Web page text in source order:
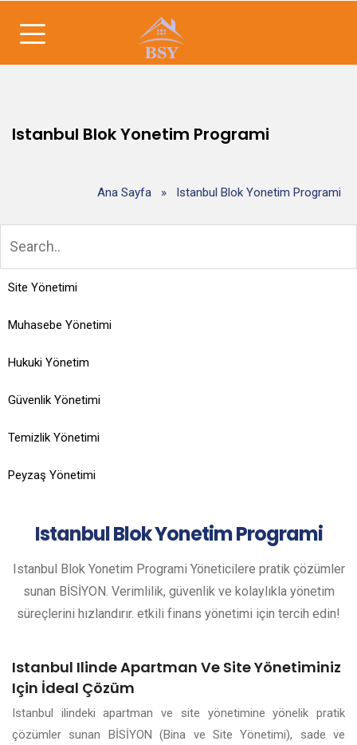
Istanbul Blok Yonetim Programi
Ana Sayfa » Istanbul Blok Yonetim Programi
Site Yönetimi
Muhasebe Yönetimi
Hukuki Yönetim
Güvenlik Yönetimi
Temizlik Yönetimi
Peyzaş Yönetimi
IstanbulBlok Yonetim Programi
Istanbul Blok Yonetim Programi Yöneticilere pratik çözümler
sunan BİSİYON. Verimlilik, güvenlik ve kolaylıkla yönetim
süreçlerini hızlandırır. etkili finans yönetimi için tercih edin!
Istanbul Ilinde Apartman Ve Site Yönetiminiz
Için İdeal Çözüm
Istanbul ilindeki apartman ve site yönetimine yönelik pratik
çözümler sunan BİSİYON (Bina ve Site Yönetimi), sade ve